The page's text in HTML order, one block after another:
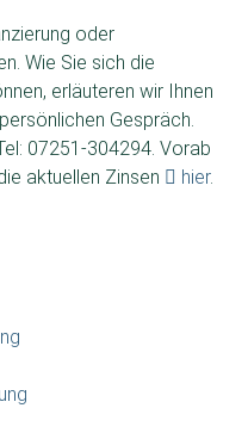
oder
Wie Sie sich die
erläuteren wir Ihnen
Gespräch.
07251-304294. Vorab
aktuellen Zinsen
hier.